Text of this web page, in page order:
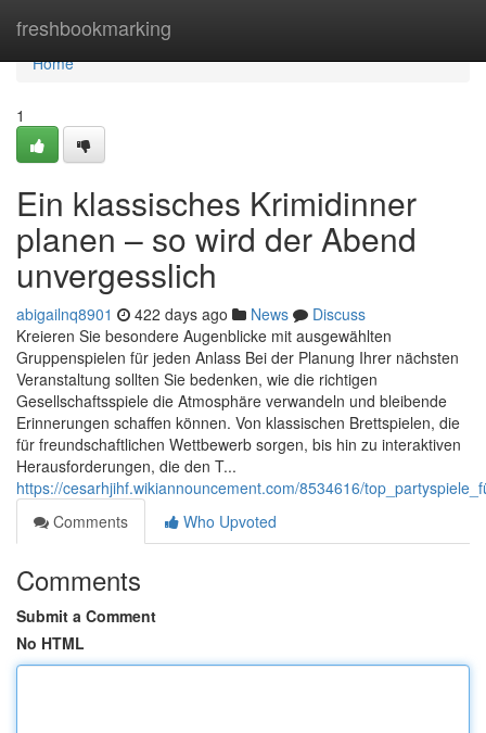
freshbookmarking
Home
Home
1
Ein klassisches Krimidinner
planen – so wird der Abend
unvergesslich
abigailnq8901 422 days ago News
Discuss
Kreieren Sie besondere Augenblicke mit ausgewählten
Gruppenspielen für jeden Anlass Bei der Planung Ihrer nächsten
Veranstaltung sollten Sie bedenken, wie die richtigen
Gesellschaftsspiele die Atmosphäre verwandeln und bleibende
Erinnerungen schaffen können. Von klassischen Brettspielen, die
für freundschaftlichen Wettbewerb sorgen, bis hin zu interaktiven
Herausforderungen, die den T...
https://cesarhjihf.wikiannouncement.com/8534616/
Comments
Who Upvoted
Comments
Submit a Comment
No HTML